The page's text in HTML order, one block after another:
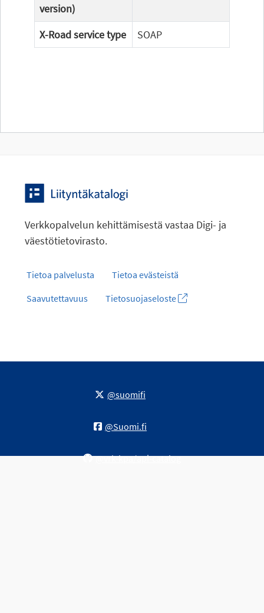
version)
X-Road service type SOAP
Verkkopalvelun kehittämisestä vastaa Digi- ja
väestötietovirasto.
Tietoa palvelusta
Tietoa evästeistä
Saavutettavuus
Tietosuojaseloste
@suomifi
@Suomi.fi
@vrk-kpa/api-catalog